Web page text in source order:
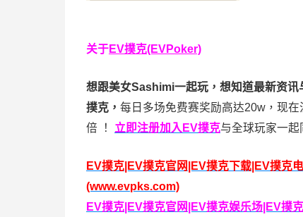
关于EV撲克(EVPoker)
想跟美女Sashimi一起玩， 想知道最新资讯
撲克， 每日多场免费赛奖励高达20w，现在
倍
！ 立即注册加入EV撲克与全球玩家一起
EV撲克|EV撲克官网|EV撲克下载|EV撲
(www.evpks.com)
EV撲克|EV撲克官网|EV撲克娱乐场|EV